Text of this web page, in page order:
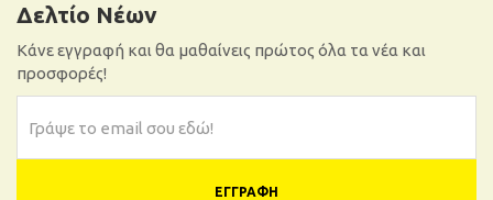
Δελτίο Νέων
Κάνε εγγραφή και θα μαθαίνεις πρώτος όλα τα νέα και
προσφορές!
ΕΓΓΡΑΦΉ